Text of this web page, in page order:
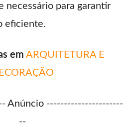
necessário para garantir
eficiente.
em ARQUITETURA E
Anúncio ----------------------
--